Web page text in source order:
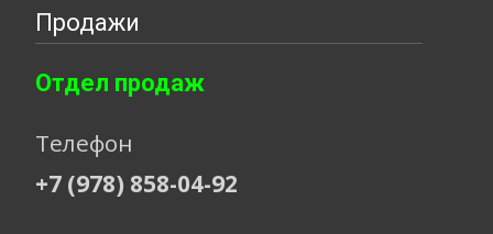
Продажи
Отдел продаж
Телефон
+7 (978) 858-04-92